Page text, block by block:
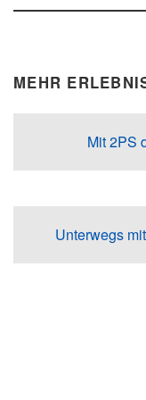
MEHR
Mit 2PS
Unterwegs